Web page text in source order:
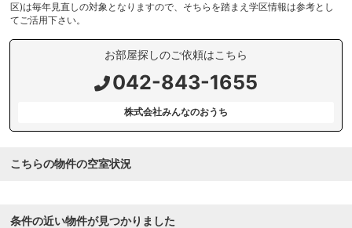
区)は毎年見直しの対象となりますので、そちらを踏まえ学区情報は参考とし
てご活用下さい。
お部屋探しのご依頼はこちら
042-843-1655
株式会社みんなのおうち
こちらの物件の空室状況
条件の近い物件が見つかりました